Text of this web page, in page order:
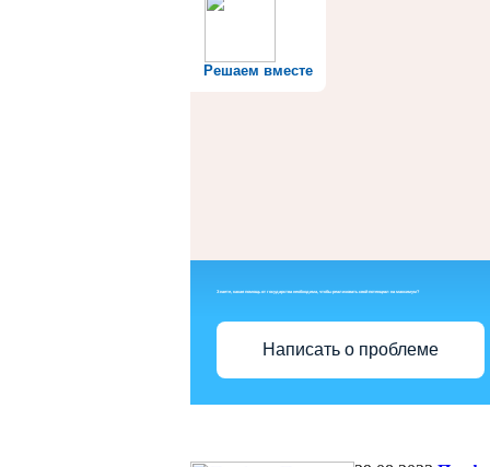
Решаем вместе
Знаете, какая помощь от государства необходима, чтобы реализовать свой потенциал на максимум?
Написать о проблеме